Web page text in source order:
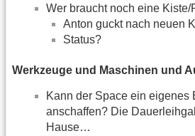
Wer braucht noch eine
Anton guckt nach neuen
Status?
Werkzeuge und Maschinen und
Kann der Space ein eigenes
anschaffen? Die
Hause…